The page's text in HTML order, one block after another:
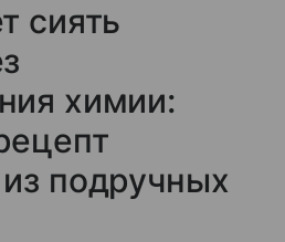
сиять
химии:
подручных